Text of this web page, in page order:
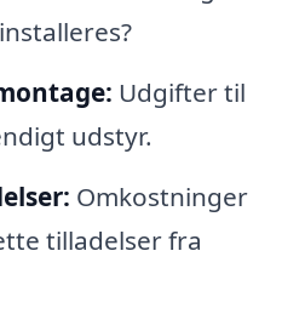
Udgifter til
udstyr.
Omkostninger
tilladelser fra